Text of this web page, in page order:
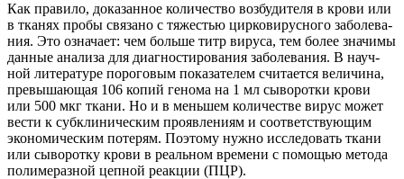
Как пра­ви­ло, дока­зан­ное коли­че­ство воз­бу­ди­те­ля в кро­ви или
в тка­нях про­бы свя­за­но с тяже­стью цир­ко­ви­рус­но­го забо­ле­ва­
ния. Это озна­ча­ет: чем боль­ше титр виру­са, тем более зна­чи­мы
дан­ные ана­ли­за для диа­гно­сти­ро­ва­ния забо­ле­ва­ния. В науч­
ной лите­ра­ту­ре поро­го­вым пока­за­те­лем счи­та­ет­ся вели­чи­на,
пре­вы­ша­ю­щая 106 копий гено­ма на 1 мл сыво­рот­ки кро­ви
или 500 мкг тка­ни. Но и в мень­шем коли­че­стве вирус может
вести к суб­кли­ни­че­ским про­яв­ле­ни­ям и соот­вет­ству­ю­щим
эко­но­ми­че­ским поте­рям. Поэто­му нуж­но иссле­до­вать тка­ни
или сыво­рот­ку кро­ви в реаль­ном вре­ме­ни с помо­щью мето­да
поли­ме­раз­ной цеп­ной реак­ции (ПЦР).